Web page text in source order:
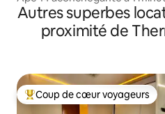
Autres superbes
proximité de
Coups de cœur voyageurs les
Coup de cœur voyageurs